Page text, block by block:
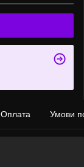
Оплата Умови